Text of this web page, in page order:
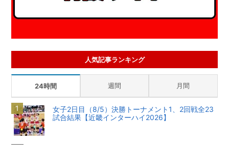
人気記事ランキング
24時間 週間 月間
女子2日目（8/5）決勝トーナメント1、2回戦全23
試合結果【近畿インターハイ2026】